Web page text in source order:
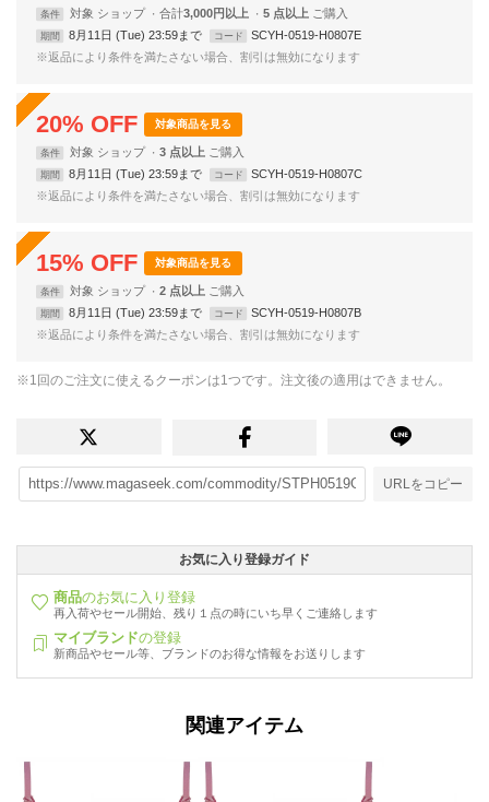
条件 対象 ショップ 合計3,000円以上 5 点以上
期間 8月11日 (Tue) 23:59まで コード
SCYH-0519-H0807E
※返品により条件を満たさない場合、割引は無効になります
20% OFF 対象商品を見る
条件 対象 ショップ 3 点以上
期間 8月11日 (Tue) 23:59まで コード
SCYH-0519-H0807C
※返品により条件を満たさない場合、割引は無効になります
15% OFF 対象商品を見る
条件 対象 ショップ 2 点以上
期間 8月11日 (Tue) 23:59まで コード
SCYH-0519-H0807B
※返品により条件を満たさない場合、割引は無効になります
※1回のご注文に使えるクーポンは1つです。注文後の適用はできません。
URLをコピー
お気に入り登録ガイド
商品のお気に入り登録
再入荷やセール開始、残り１点の時にいち早くご連絡します
マイブランドの登録
新商品やセール等、ブランドのお得な情報をお送りします
関連アイテム